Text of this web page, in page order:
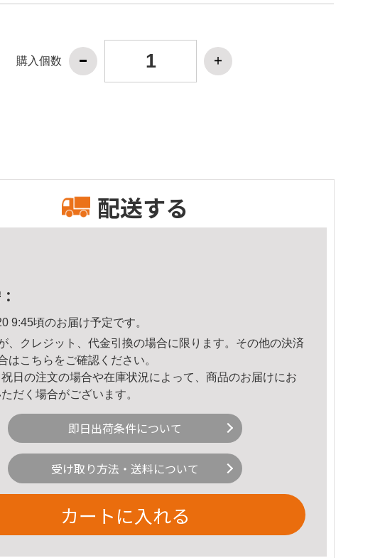
購入個数
配送する
9:45頃のお届け予定です。
、クレジット、代金引換の場合に限ります。その他の決済
はこちら をご確認ください。
日の注文の場合や在庫状況によって、商品のお届けにお
だく場合がございます。
即日出荷条件について
受け取り方法・送料について
カートに入れる